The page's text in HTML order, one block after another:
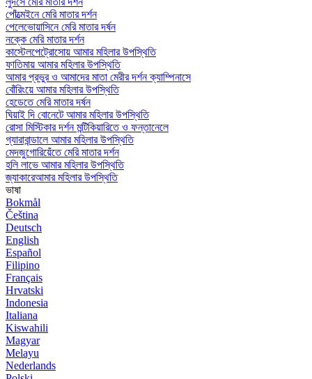
পোঁত্মেইনে মেরি মাতার দর্শন
পেলেভোয়াসিনে মেরি মাতার দর্ষন
নক্কে মেরি মাতার দর্শন
কাস্টেলপেট্রোসোয় আমার মহিলার উপস্থিতি
ফাতিমায় আমার মহিলার উপস্থিতি
আমার প্রভুর ও আমাদের মাতা মেরীর দর্শন ক্যাম্পিনাসে
বোঁরিংয়ে আমার মহিলার উপস্থিতি
হেডেতে মেরি মাতার দর্ষন
ঘিয়াই দি বোনেটে আমার মহিলার উপস্থিতি
রোসা মিস্টিকার দর্শন মন্টিকিয়ারিতে ও ফন্তানেলে
গ্যারাবান্ডালে আমার মহিলার উপস্থিতি
মেদজুগোরিয়েঁতে মেরি মাতার দর্শন
হলি লাভে আমার মহিলার উপস্থিতি
জ্যাকারেআমার মহিলার উপস্থিতি
ভাষা
Bokmål
Čeština
Deutsch
English
Español
Filipino
Français
Hrvatski
Indonesia
Italiana
Kiswahili
Magyar
Melayu
Nederlands